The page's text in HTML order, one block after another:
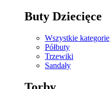
Buty Dziecięce
Wszystkie kategorie
Półbuty
Trzewiki
Sandały